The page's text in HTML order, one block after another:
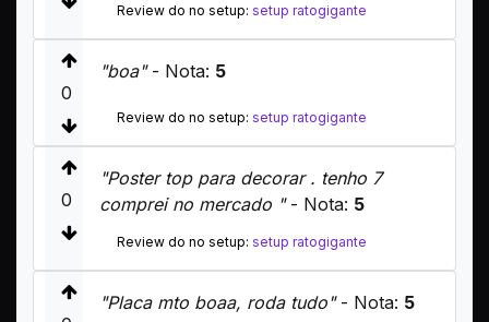
Review do no setup: setup ratogigante
0
"boa"- Nota: 5
Review do no setup: setup ratogigante
0
"Poster top para decorar . tenho 7
comprei no mercado "- Nota: 5
Review do no setup: setup ratogigante
"Placa mto boaa, roda tudo"- Nota: 5